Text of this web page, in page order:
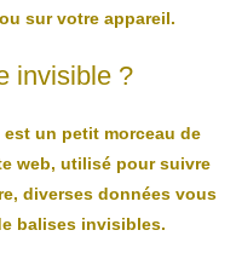
sur votre appareil.
invisible ?
un petit morceau de
web, utilisé pour suivre
diverses données vous
balises invisibles.